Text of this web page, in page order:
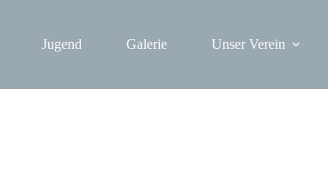
Jugend Galerie Unser Verein